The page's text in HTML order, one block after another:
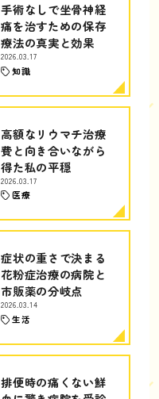
手術なしで坐骨神経
痛を治すための保存
療法の真実と効果
2026.03.17
知識
高額なリウマチ治療
費と向き合いながら
得た私の平穏
2026.03.17
医療
症状の重さで決まる
花粉症治療の病院と
市販薬の分岐点
2026.03.14
生活
排便時の痛くない鮮